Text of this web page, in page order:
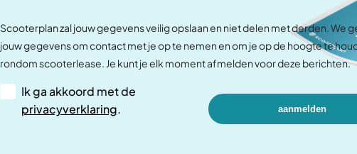
Scooterplan zal jouw gegevens veilig opslaan en niet delen met derden. We
jouw gegevens om contact met je op te nemen en om je op de hoogte te
rondom scooterlease. Je kunt je elk moment afmelden voor deze berichten.
Ik ga akkoord met de
privacyverklaring.